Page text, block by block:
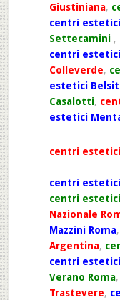
Giustiniana,
centri
Settecamini ,
centri
Colleverde,
estetici
Casalotti,
estetici
centri
centri estetici
centri estetici
Nazionale
Mazzini Roma,
Argentina,
centri estetici
Verano Roma,
Trastevere,